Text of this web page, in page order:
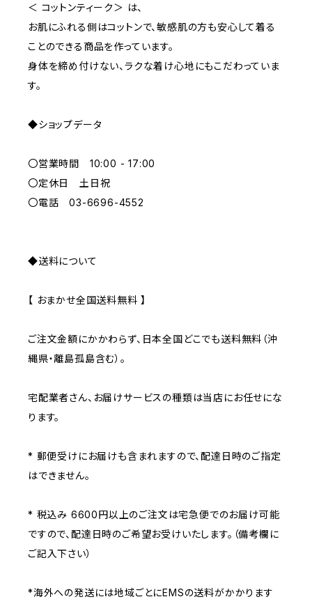
PURPLE
BLUE
ORANGE
GRAY
＜ コットンティーク＞ は、
お肌にふれる側はコットンで、敏感肌の方も安心して着る
ことのできる商品を作っています。
身体を締め付けない、ラクな着け心地にもこだわっていま
す。
◆ショップデータ
〇営業時間 10:00 - 17:00
〇定休日 土日祝
〇電話 03-6696-4552
◆送料について
【 おまかせ全国送料無料 】
ご注文金額にかかわらず、日本全国どこでも送料無料（沖
縄県・離島孤島含む）。
宅配業者さん、お届けサービスの種類は当店にお任せにな
ります。
* 郵便受けにお届けも含まれますので、配達日時のご指定
はできません。
* 税込み 6600円以上のご注文は宅急便でのお届け可能
ですので、配達日時のご希望お受けいたします。（備考欄に
ご記入下さい）
*海外への発送には地域ごとにEMSの送料がかかります